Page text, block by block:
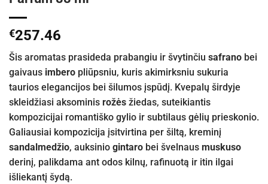
€257.46
Šis aromatas prasideda prabangiu ir švytinčiu safrano bei
gaivaus imbero pliūpsniu, kuris akimirksniu sukuria
taurios elegancijos bei šilumos įspūdį. Kvepalų širdyje
skleidžiasi aksominis rožės žiedas, suteikiantis
kompozicijai romantiško gylio ir subtilaus gėlių prieskonio.
Galiausiai kompozicija įsitvirtina per šiltą, kreminį
sandalmedžio, auksinio gintaro bei švelnaus muskuso
derinį, palikdama ant odos kilnų, rafinuotą ir itin ilgai
išliekantį šydą.